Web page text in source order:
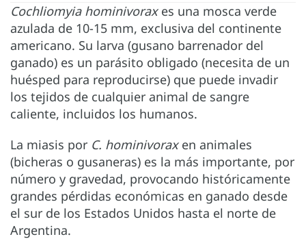
Cochliomyia hominivoraxes una mosca verde
azulada de 10-15 mm, exclusiva del continente
americano. Su larva (gusano barrenador del
ganado) es un parásito obligado (necesita de un
huésped para reproducirse) que puede invadir
los tejidos de cualquier animal de sangre
caliente, incluidos los humanos.
La miasis por C. hominivorax en animales
(bicheras o gusaneras) es la más importante, por
número y gravedad, provocando históricamente
grandes pérdidas económicas en ganado desde
el sur de los Estados Unidos hasta el norte de
Argentina.